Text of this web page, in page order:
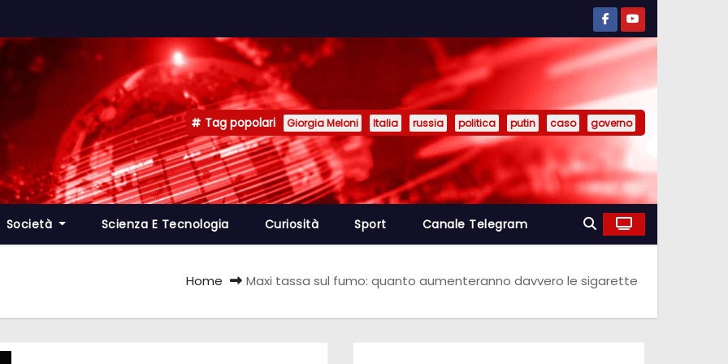
Tag popolari Giorgia Meloni Italia russia politica putin caso governo
Società Scienza E Tecnologia Curiosità Sport Canale Telegram
Home Maxi tassa sul fumo: quanto aumenteranno davvero le sigarette